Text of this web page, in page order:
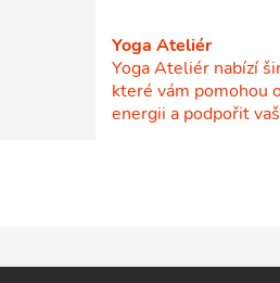
Yoga Ateliér
Yoga Ateliér nabízí
které vám pomohou
energii a podpořit